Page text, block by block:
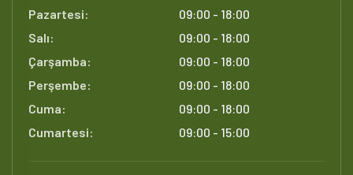
Pazartesi:
09:00 - 18:00
Salı:
09:00 - 18:00
Çarşamba:
09:00 - 18:00
Perşembe:
09:00 - 18:00
Cuma:
09:00 - 18:00
Cumartesi:
09:00 - 15:00